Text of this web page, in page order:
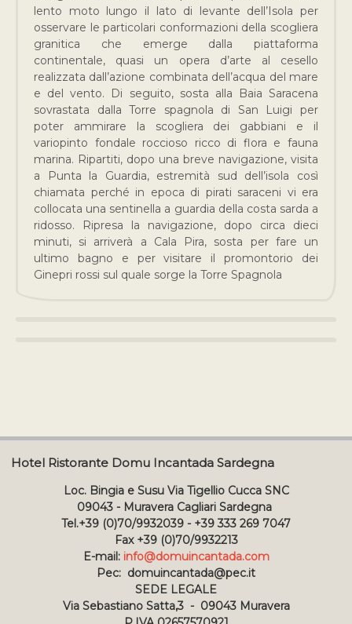
lento moto lungo il lato di levante dell’Isola per
osservare le particolari conformazioni della scogliera
granitica che emerge dalla piattaforma
continentale, quasi un opera d’arte al cesello
realizzata dall’azione combinata dell’acqua del mare
e del vento. Di seguito, sosta alla Baia Saracena
sovrastata dalla Torre spagnola di San Luigi per
poter ammirare la scogliera dei gabbiani e il
variopinto fondale roccioso ricco di flora e fauna
marina. Ripartiti, dopo una breve navigazione, visita
a Punta la Guardia, estremità sud dell’isola così
chiamata perché in epoca di pirati saraceni vi era
collocata una sentinella a guardia della costa sarda a
ridosso. Ripresa la navigazione, dopo circa dieci
minuti, si arriverà a Cala Pira, sosta per fare un
ultimo bagno e per visitare il promontorio dei
Ginepri rossi sul quale sorge la Torre Spagnola
Hotel Ristorante Domu Incantada Sardegna
Loc. Bingia e Susu Via Tigellio Cucca SNC
09043 - Muravera Cagliari Sardegna
Tel.+39 (0)70/9932039 - +39 333 269 7047
Fax +39 (0)70/9932213
E-mail: info@domuincantada.com
Pec: domuincantada@pec.it
SEDE LEGALE
Via Sebastiano Satta,3 - 09043 Muravera